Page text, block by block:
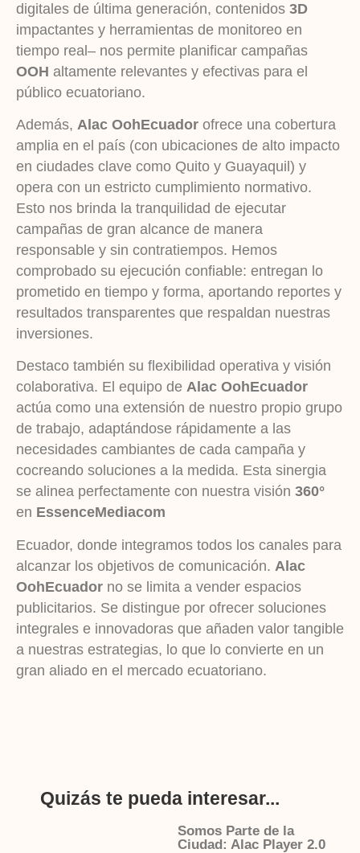
digitales de última generación, contenidos 3D
impactantes y herramientas de monitoreo en
tiempo real– nos permite planificar campañas
OOH altamente relevantes y efectivas para el
público ecuatoriano.
Además, Alac OohEcuador ofrece una cobertura
amplia en el país (con ubicaciones de alto impacto
en ciudades clave como Quito y Guayaquil) y
opera con un estricto cumplimiento normativo.
Esto nos brinda la tranquilidad de ejecutar
campañas de gran alcance de manera
responsable y sin contratiempos. Hemos
comprobado su ejecución confiable: entregan lo
prometido en tiempo y forma, aportando reportes y
resultados transparentes que respaldan nuestras
inversiones.
Destaco también su flexibilidad operativa y visión
colaborativa. El equipo de Alac OohEcuador
actúa como una extensión de nuestro propio grupo
de trabajo, adaptándose rápidamente a las
necesidades cambiantes de cada campaña y
cocreando soluciones a la medida. Esta sinergia
se alinea perfectamente con nuestra visión 360°
en EssenceMediacom
Ecuador, donde integramos todos los canales para
alcanzar los objetivos de comunicación. Alac
OohEcuador no se limita a vender espacios
publicitarios. Se distingue por ofrecer soluciones
integrales e innovadoras que añaden valor tangible
a nuestras estrategias, lo que lo convierte en un
gran aliado en el mercado ecuatoriano.
Quizás te pueda interesar...
Somos Parte de la
Ciudad: Alac Player 2.0